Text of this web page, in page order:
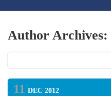
Author Archives:
11 DEC 2012